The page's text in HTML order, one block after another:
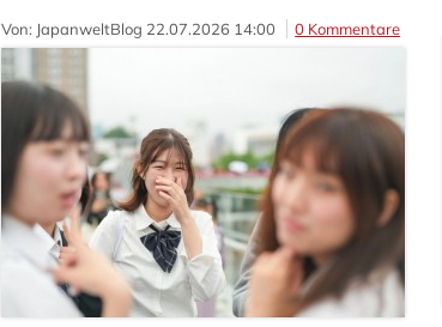
Von: JapanweltBlog 22.07.2026 14:00 0 Kommentare